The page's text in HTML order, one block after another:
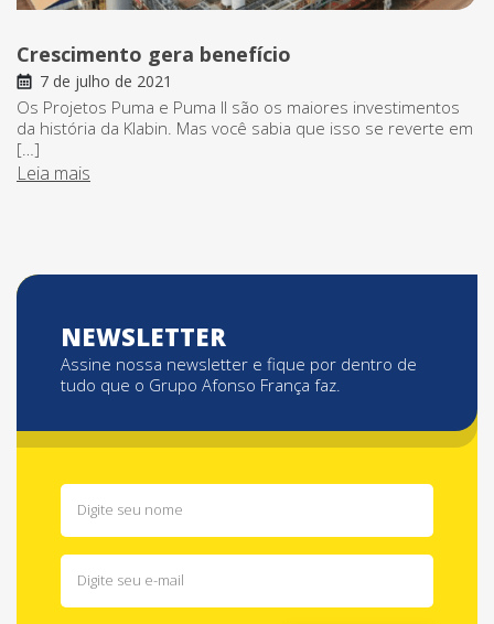
Crescimento gera benefício
7 de julho de 2021
Os Projetos Puma e Puma II são os maiores investimentos
da história da Klabin. Mas você sabia que isso se reverte em
[…]
Leia mais
NEWSLETTER
Assine nossa newsletter e fique por dentro de
tudo que o Grupo Afonso França faz.